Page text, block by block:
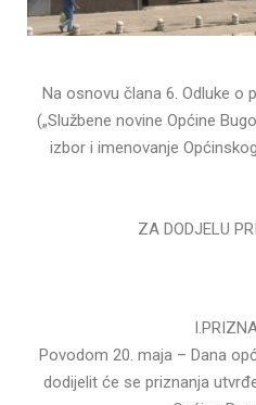
Na osnovu člana 6. Odluke o
(„Službene novine Općine
izbor i imenovanje
K O N
ZA DODJELU
Povodom 20. maja – Dana
dodijelit će se priznanja